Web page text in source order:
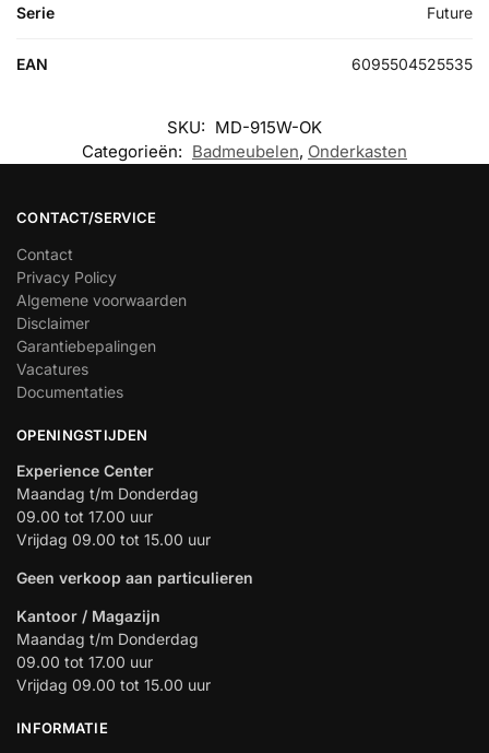
Serie Future
EAN 6095504525535
SKU: MD-915W-OK
Categorieën: Badmeubelen, Onderkasten
CONTACT/SERVICE
Contact
Privacy Policy
Algemene voorwaarden
Disclaimer
Garantiebepalingen
Vacatures
Documentaties
OPENINGSTIJDEN
Experience Center
Maandag t/m Donderdag
09.00 tot 17.00 uur
Vrijdag 09.00 tot 15.00 uur
Geen verkoop aan particulieren
Kantoor / Magazijn
Maandag t/m Donderdag
09.00 tot 17.00 uur
Vrijdag 09.00 tot 15.00 uur
INFORMATIE